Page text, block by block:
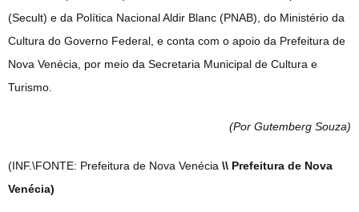
(Secult) e da Política Nacional Aldir Blanc (PNAB), do Ministério da
Cultura do Governo Federal, e conta com o apoio da Prefeitura de
Nova Venécia, por meio da Secretaria Municipal de Cultura e
Turismo.
(Por Gutemberg Souza)
(INF.\FONTE: Prefeitura de Nova Venécia \\ Prefeitura de Nova
Venécia)